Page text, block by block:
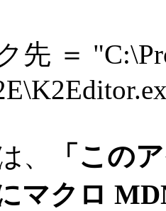
先 ＝
、
「この
マクロ